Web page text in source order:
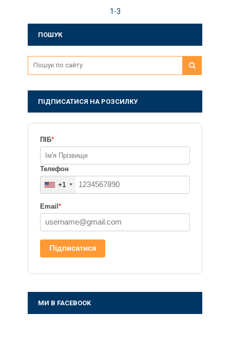
1-3
ПОШУК
ПІДПИСАТИСЯ НА РОЗСИЛКУ
ПІБ*
Телефон
+1
Email*
Підписатися
МИ В FACEBOOK